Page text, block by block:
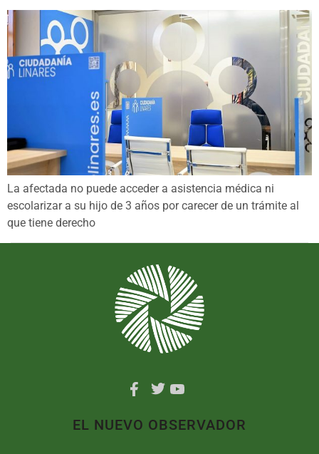
La afectada no puede acceder a asistencia médica ni
escolarizar a su hijo de 3 años por carecer de un trámite al
que tiene derecho
EL NUEVO OBSERVADOR